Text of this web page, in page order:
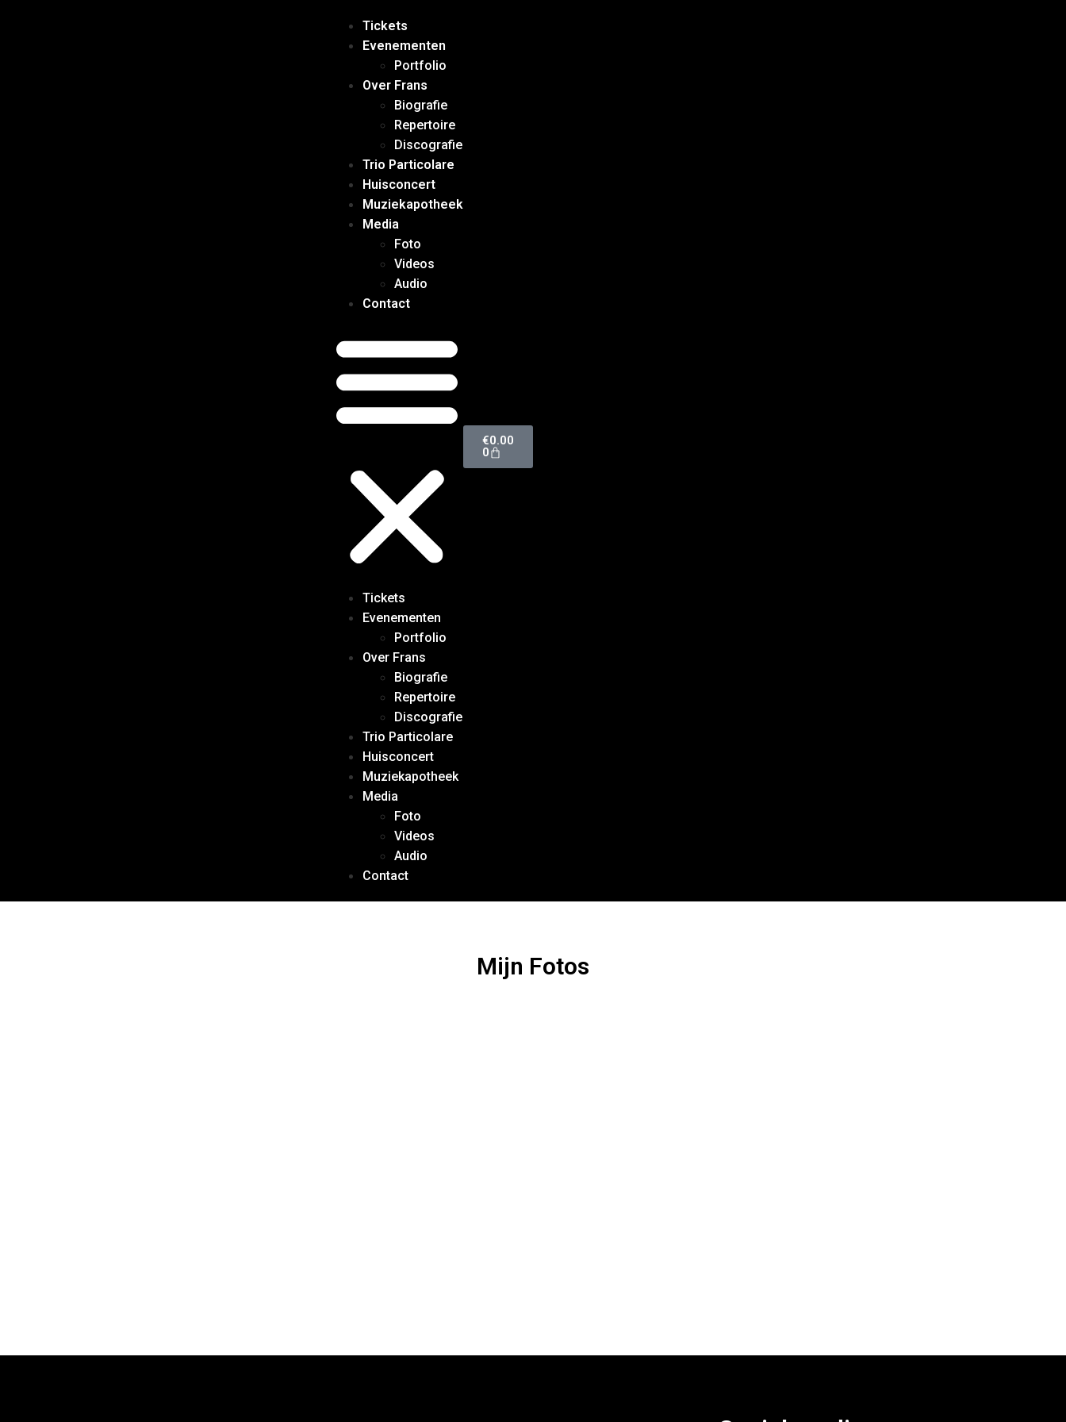
Tickets
Evenementen
Portfolio
Over Frans
Biografie
Repertoire
Discografie
Trio Particolare
Huisconcert
Muziekapotheek
Media
Foto
Videos
Audio
Contact
Tickets
Evenementen
Portfolio
Over Frans
Biografie
Repertoire
Discografie
Trio Particolare
Huisconcert
Muziekapotheek
Media
Foto
Videos
Audio
Contact
€0.00
0
Mijn Fotos